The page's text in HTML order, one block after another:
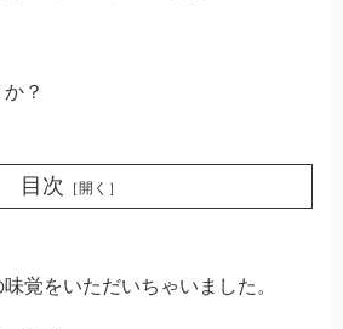
？
目次 ［開く］
覚をいただいちゃいました。